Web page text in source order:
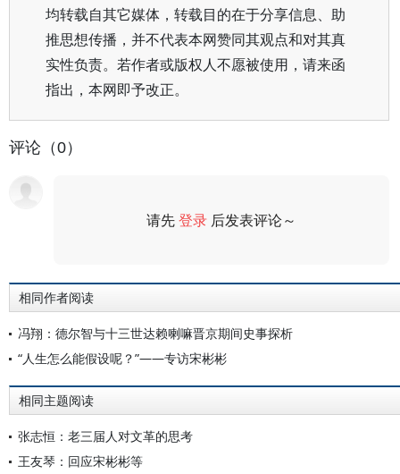
均转载自其它媒体，转载目的在于分享信息、助
推思想传播，并不代表本网赞同其观点和对其真
实性负责。若作者或版权人不愿被使用，请来函
指出，本网即予改正。
评论（0）
请先登录 后发表评论～
相同作者阅读
冯翔：德尔智与十三世达赖喇嘛晋京期间史事探析
“人生怎么能假设呢？”——专访宋彬彬
相同主题阅读
张志恒：老三届人对文革的思考
王友琴：回应宋彬彬等